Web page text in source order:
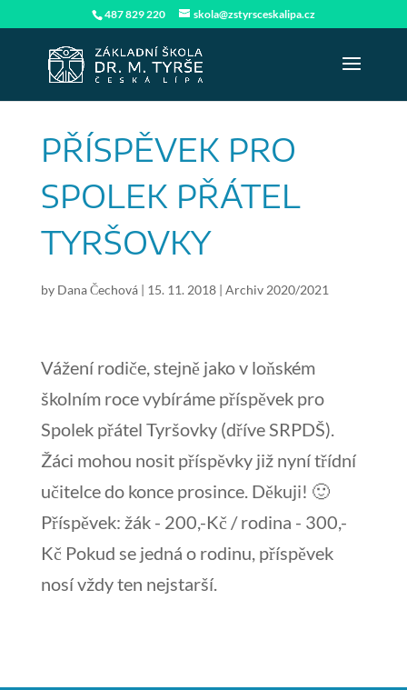
487 829 220 skola@zstyrsceskalipa.cz
PŘÍSPĚVEK PRO
SPOLEK PŘÁTEL
TYRŠOVKY
by Dana Čechová| 15. 11. 2018| Archiv 2020/2021
Vážení rodiče, stejně jako v loňském
školním roce vybíráme příspěvek pro
Spolek přátel Tyršovky (dříve SRPDŠ).
Žáci mohou nosit příspěvky již nyní třídní
učitelce do konce prosince. Děkuji! 🙂
Příspěvek: žák - 200,-Kč / rodina - 300,-
Kč Pokud se jedná o rodinu, příspěvek
nosí vždy ten nejstarší.